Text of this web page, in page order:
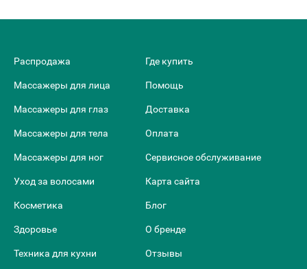
Распродажа
Массажеры для лица
Массажеры для глаз
Массажеры для тела
Массажеры для ног
Уход за волосами
Косметика
Здоровье
Техника для кухни
Где купить
Помощь
Доставка
Оплата
Сервисное обслуживание
Карта сайта
Блог
О бренде
Отзывы